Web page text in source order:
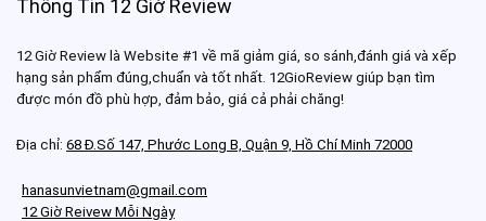
Thông Tin 12 Giờ Review
12 Giờ Review là Website #1 về mã giảm giá, so sánh,đánh giá và xếp
hạng sản phẩm đúng,chuẩn và tốt nhất. 12GioReview giúp bạn tìm
được món đồ phù hợp, đảm bảo, giá cả phải chăng!
Địa chỉ: 68 Đ.Số 147, Phước Long B, Quận 9, Hồ Chí Minh 72000
hanasunvietnam@gmail.com
12 Giờ Reivew Mỗi Ngày